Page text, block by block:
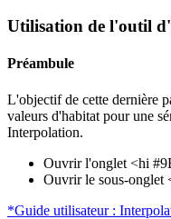
Utilisation de l'outil
Préambule
L'objectif de cette dernière
valeurs d'habitat pour une
Interpolation.
Ouvrir l'onglet <hi
Ouvrir le sous-onglet
*Guide utilisateur :